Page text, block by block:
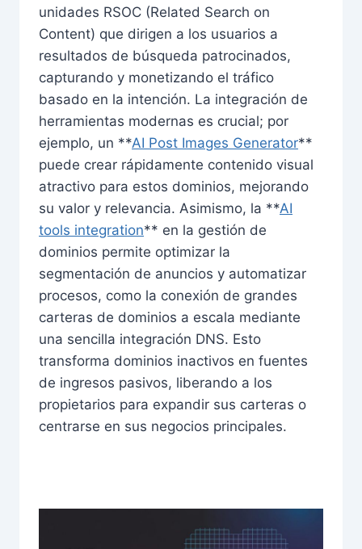
unidades RSOC (Related Search on
Content) que dirigen a los usuarios a
resultados de búsqueda patrocinados,
capturando y monetizando el tráfico
basado en la intención. La integración de
herramientas modernas es crucial; por
ejemplo, un **AI Post Images Generator**
puede crear rápidamente contenido visual
atractivo para estos dominios, mejorando
su valor y relevancia. Asimismo, la **AI
tools integration** en la gestión de
dominios permite optimizar la
segmentación de anuncios y automatizar
procesos, como la conexión de grandes
carteras de dominios a escala mediante
una sencilla integración DNS. Esto
transforma dominios inactivos en fuentes
de ingresos pasivos, liberando a los
propietarios para expandir sus carteras o
centrarse en sus negocios principales.